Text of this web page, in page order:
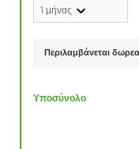
1 μήνας
Περιλαμβάνεται
Υποσύνολο